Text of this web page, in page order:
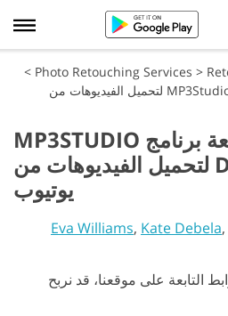
Photo Retouching Services >
>
مراجعة برنامج MP3Studio Downloader لتحميل الفيديوهات من
مراجعة برنامج MP3STUDIO
DOWNLOADER لتحميل الفيديوهات من
يوتيوب
Eva Williams, Kate Debela,
التابعة على موقعنا، قد نربح